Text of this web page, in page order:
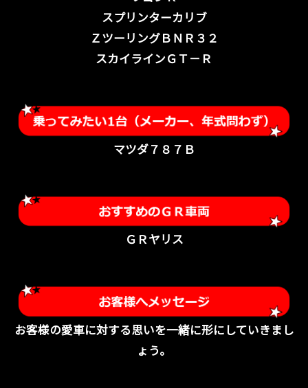
スプリンターカリブ
ＺツーリングＢＮＲ３２
スカイラインＧＴ－Ｒ
マツダ７８７Ｂ
ＧＲヤリス
お客様の愛車に対する思いを一緒に形にしていきまし
ょう。